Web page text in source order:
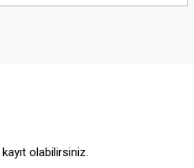
formunu kullanarak tarafımıza
olmalı.
olabilirsiniz.